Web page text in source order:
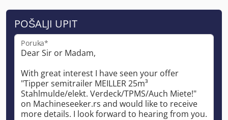
POŠALJI UPIT
Poruka*